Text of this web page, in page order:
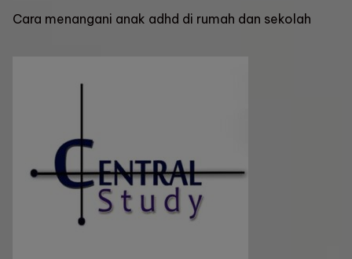
Cara menangani anak adhd di rumah dan sekolah